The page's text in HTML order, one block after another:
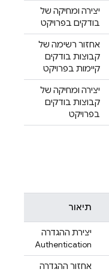
יצירה ומחיקה של
בודקים בפרויקט
אחזור רשימה של
קבוצות בודקים
קיימות בפרויקט
יצירה ומחיקה של
קבוצות בודקים
בפרויקט
תיאור
יצירת ההגדרה
Authentication
אחזור ההגדרה